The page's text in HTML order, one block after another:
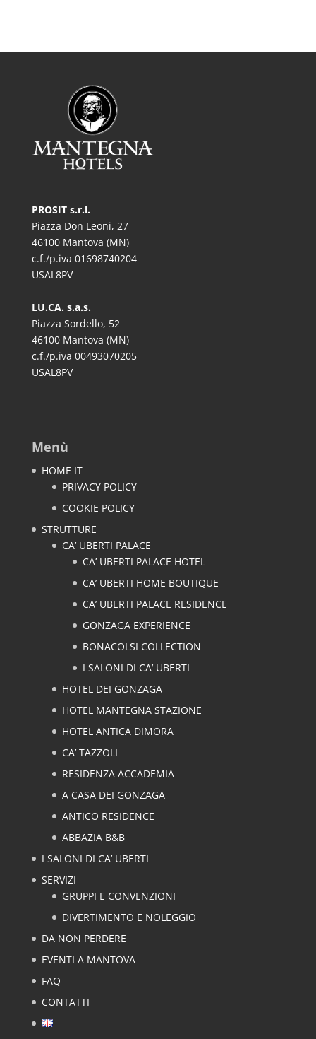
PROSIT s.r.l.
Piazza Don Leoni, 27
46100 Mantova (MN)
c.f./p.iva 01698740204
USAL8PV
LU.CA. s.a.s.
Piazza Sordello, 52
46100 Mantova (MN)
c.f./p.iva 00493070205
USAL8PV
Menù
HOME IT
PRIVACY POLICY
COOKIE POLICY
STRUTTURE
CA’ UBERTI PALACE
CA’ UBERTI PALACE HOTEL
CA’ UBERTI HOME BOUTIQUE
CA’ UBERTI PALACE RESIDENCE
GONZAGA EXPERIENCE
BONACOLSI COLLECTION
I SALONI DI CA’ UBERTI
HOTEL DEI GONZAGA
HOTEL MANTEGNA STAZIONE
HOTEL ANTICA DIMORA
CA’ TAZZOLI
RESIDENZA ACCADEMIA
A CASA DEI GONZAGA
ANTICO RESIDENCE
ABBAZIA B&B
I SALONI DI CA’ UBERTI
SERVIZI
GRUPPI E CONVENZIONI
DIVERTIMENTO E NOLEGGIO
DA NON PERDERE
EVENTI A MANTOVA
FAQ
CONTATTI